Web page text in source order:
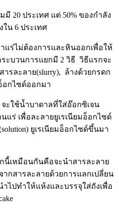
มี 20 ประเทศ แต่ 50% ของกำลัง
ใน 6 ประเทศ
แร่ไม่ต้องการและหินออกเพื่อให้
ะบวนการแยกมี 2 วิธี วิธีแรกจะ
รละลาย(slurry), ล้างด้วยกรดก
อกไซด์ออกมา
จะใช้น้ำบาดาลที่ใส่อ๊อกซิเจน
แร่ เพื่อละลายยูเรเนียมอ็อกไซด์
ยูเรเนียมอ็อกไซด์ขึ้นมา
นี้เหมือนกันคือจะนำสารละลาย
ากสารละลายด้วยการแลกเปลี่ยน
ไปทำให้แห้งและบรรจุใส่ถังเพื่อ